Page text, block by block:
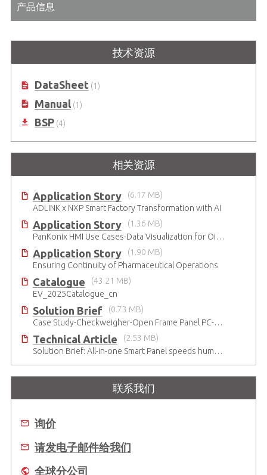
产品信息
技术资源
DataSheet(1)
Manual(1)
BSP(4)
相关资源
Application Story
(6.17 MB)
ADLINK x NXP Smart Factory Transformation with AI
Application Story
(1.36 MB)
PanKonix HMI Use Cases-Data Visualization for Oil & Gas and Water
Application Story
(1.90 MB)
Ensuring Continuity of Pharmaceutical Operations
Catalogue
(43.21 MB)
EV_2025Catalogue_cn
Solution Brief
(0.73 MB)
Case Study-Checkweigher-Open Frame Panel PC-SP2
Technical Article
(2.53 MB)
Solution Brief: All-in-one Smart Panel speeds human-machine interaction device development
联系我们
询价
请发电子邮件给我们
全球分公司